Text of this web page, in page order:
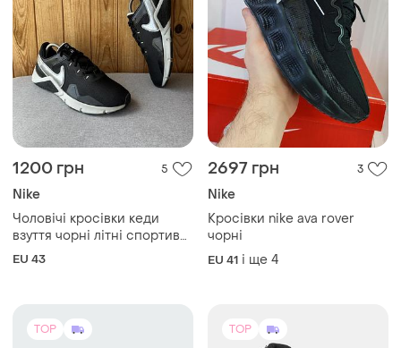
1200 грн 5
Nike
Чоловічі кросівки кеди
взуття чорні літні спортивні
nike
EU 43
2697 грн 3
Nike
Кросівки nike ava rover
чорні
EU 41 і ще 4
TOP TOP